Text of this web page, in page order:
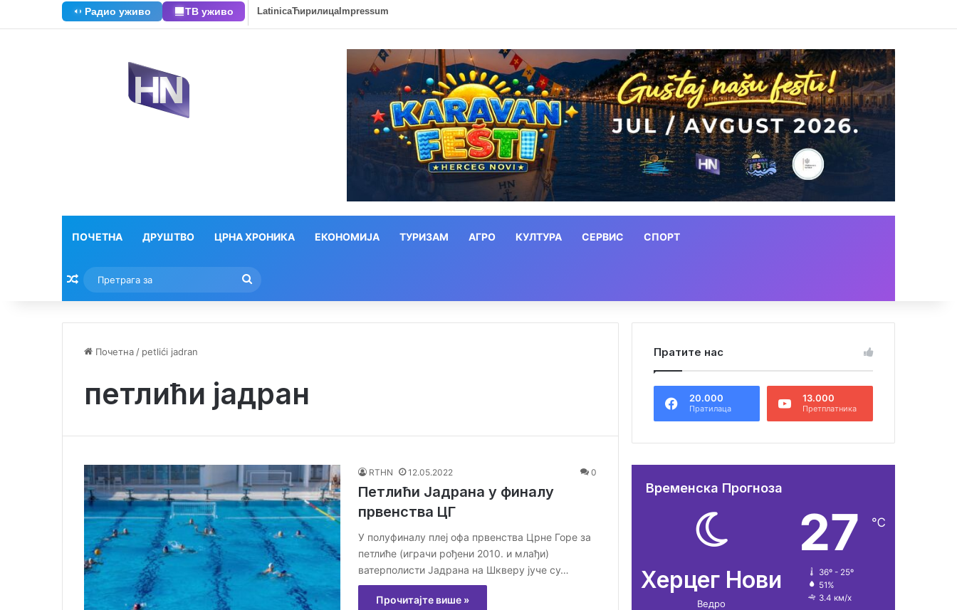
Радио уживо ТВ уживо LatinicaЋирилицаImpressum
ПОЧЕТНА ДРУШТВО ЦРНА ХРОНИКА ЕКОНОМИЈА ТУРИЗАМ АГРО КУЛТУРА СЕРВИС СПОРТ
Насумични текстови
за
Почетна / petlići jadran
петлићи јадран
RTHN 12.05.2022 0
Петлићи Јадрана у финалу
првенства ЦГ
У полуфиналу плеј офа првенства Црне Горе за
петлиће (играчи рођени 2010. и млађи)
ватерполисти Јадрана на Шкверу јуче су…
Прочитајте више »
Пратите нас
20.000
Пратилаца
13.000
Претплатника
Временска Прогноза
Херцег Нови
Ведро
27 ℃
36º - 25º
51%
3.4 км/х